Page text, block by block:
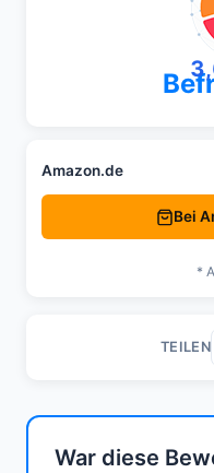
War diese
Amazon.de
Bei
*
TEILEN